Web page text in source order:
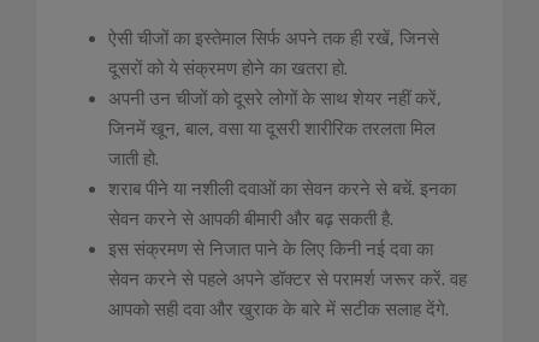
ऐसी चीजों का इस्तेमाल सिर्फ अपने तक ही रखें, जिनसे
दूसरों को ये संक्रमण होने का खतरा हो.
अपनी उन चीजों को दूसरे लोगों के साथ शेयर नहीं करें,
जिनमें खून, बाल, वसा या दूसरी शारीरिक तरलता मिल
जाती हो.
शराब पीने या नशीली दवाओं का सेवन करने से बचें. इनका
सेवन करने से आपकी बीमारी और बढ़ सकती है.
इस संक्रमण से निजात पाने के लिए किनी नई दवा का
सेवन करने से पहले अपने डॉक्टर से परामर्श जरूर करें. वह
आपको सही दवा और खुराक के बारे में सटीक सलाह देंगे.